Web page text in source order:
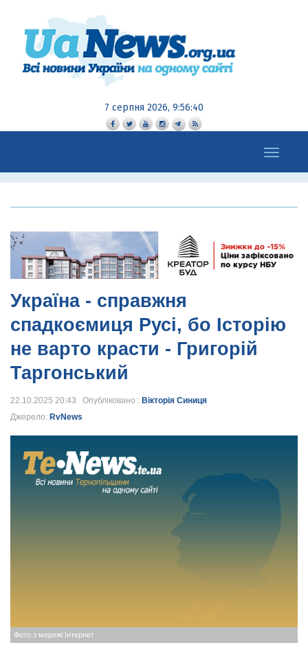
7 серпня 2026, 9:56:41
Toggle
navigation
Україна - справжня
спадкоємиця Русі, бо Історію
не варто красти - Григорій
Таргонський
22.10.2025 20:43 Опубліковано : Вікторія Синиця
Джерело: RvNews
Фото з мережі Інтернет